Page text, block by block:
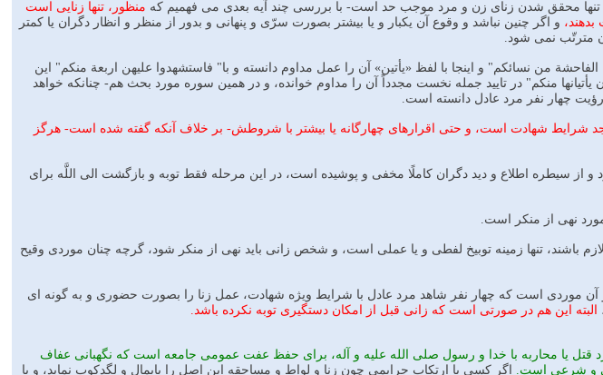
تنها محقق شدن زناى زن و مرد موجب حد است- با بررسى چند آيه بعدى مى فهميم كه منظور، تنها زنايى است
و اگر چنين نباشد و وقوع آن يكبار و يا بيشتر بصورت سرّى و پنهانى و بدور از منظر و انظار دگران يا كمتر
مترتّب نمى شود.
من نسائكم" و اينجا با لفظ «يأتين» آن را عمل مداوم دانسته و با" فاستشهدوا عليهن اربعة منكم" اين
منكم" در تاييد جمله نخست مجدداً آن را مداوم خوانده، و در همين سوره مورد بحث هم- چنانكه خواهد
رؤيت چهار نفر مرد عادل دانسته است.
شرايط شهادت است، و حتى اقرارهاى چهارگانه يا بيشتر با شروطش- بر خلاف آنكه گفته شده است- هرگز
پنهانى صورت مى گيرد و از سيطره اطلاع و ديد دگران كاملًا مخفى و پوشيده است، در اين مرحله فقط توبه و بازگشت الى اللَّه براى
باشند، تنها زمينه توبيخ لفطى و يا عملى است، و شخص زانى بايد نهى از منكر شود، گرچه چنان موردى وقيح
و آن موردى است كه چهار نفر شاهد مرد عادل با شرايط ويژه شهادت، عمل زنا را بصورت حضورى و به گونه اى
البته اين هم در صورتى است كه زانى قبل از امكان دستگيرى توبه نكرده باشد.
قتل يا محاربه با خدا و رسول صلى الله عليه و آله، براى حفظ عفت عمومى جامعه است كه نگهبانى عفاف
و شرعى است. اگر كسى با ارتكاب جرايمى چون زنا و لواط و مساحقه اين اصل را پايمال و لگدكوب نمايد، و با